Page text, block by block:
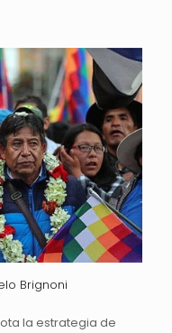
Brignoni
la estrategia de